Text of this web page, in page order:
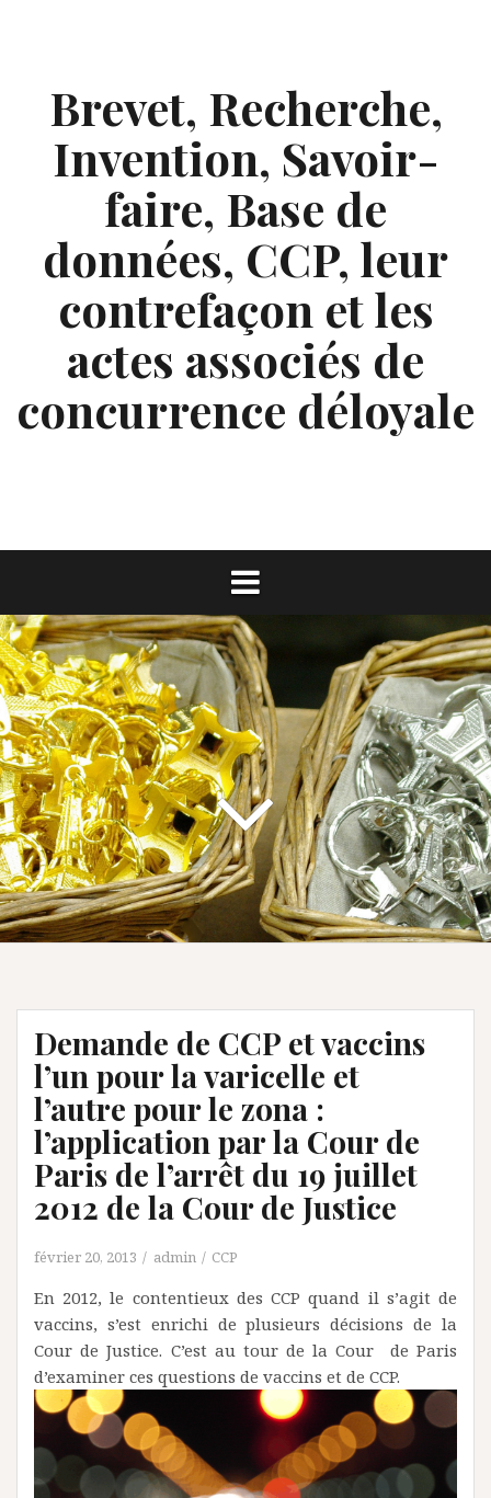
Brevet, Recherche,
Invention, Savoir-
faire, Base de
données, CCP, leur
contrefaçon et les
actes associés de
concurrence déloyale
Demande de CCP et vaccins
l’un pour la varicelle et
l’autre pour le zona :
l’application par la Cour de
Paris de l’arrêt du 19 juillet
2012 de la Cour de Justice
février 20, 2013 admin CCP
En 2012, le contentieux des CCP quand il s’agit de
vaccins, s’est enrichi de plusieurs décisions de la
Cour de Justice. C’est au tour de la Cour de Paris
d’examiner ces questions de vaccins et de CCP.